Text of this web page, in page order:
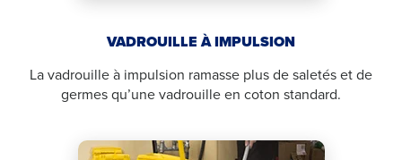
VADROUILLE À IMPULSION
La vadrouille à impulsion ramasse plus de saletés et de
germes qu’une vadrouille en coton standard.